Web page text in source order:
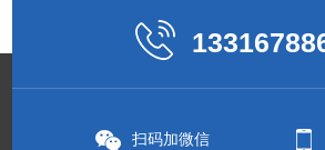
扫码加微信